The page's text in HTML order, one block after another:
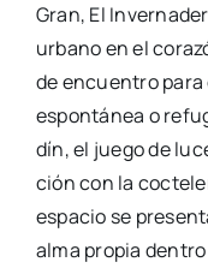
Gran, El
urbano en el
de encuen­tro
espon­tá­nea o
dín, el jue­go de
ción con la
espa­cio se
alma pro­pia